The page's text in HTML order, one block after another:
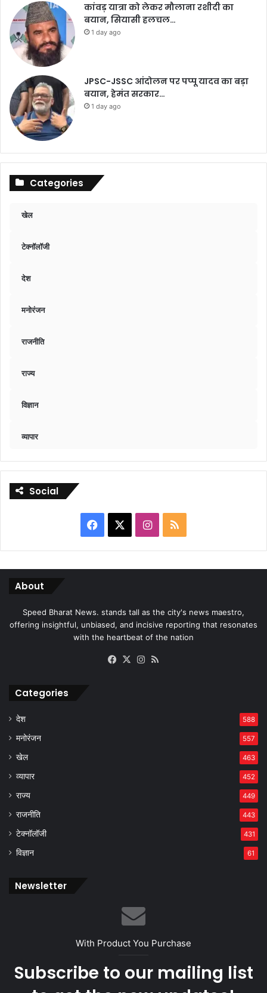
कांवड़ यात्रा को लेकर मौलाना रशीदी का
बयान, सियासी हलचल…
1 day ago
JPSC-JSSC आंदोलन पर पप्पू यादव का बड़ा
बयान, हेमंत सरकार…
1 day ago
Categories
खेल
टेक्नॉलॉजी
देश
मनोरंजन
राजनीति
राज्य
विज्ञान
व्यापार
Social
Facebook Instagram
RSS
About
Speed Bharat News. stands tall as the city's news maestro,
offering insightful, unbiased, and incisive reporting that resonates
with the heartbeat of the nation
Facebook
X Instagram
Categories
देश 588
मनोरंजन 557
खेल 463
व्यापार 452
राज्य 449
राजनीति 443
टेक्नॉलॉजी 431
विज्ञान 61
Newsletter
With Product You Purchase
Subscribe to our mailing list